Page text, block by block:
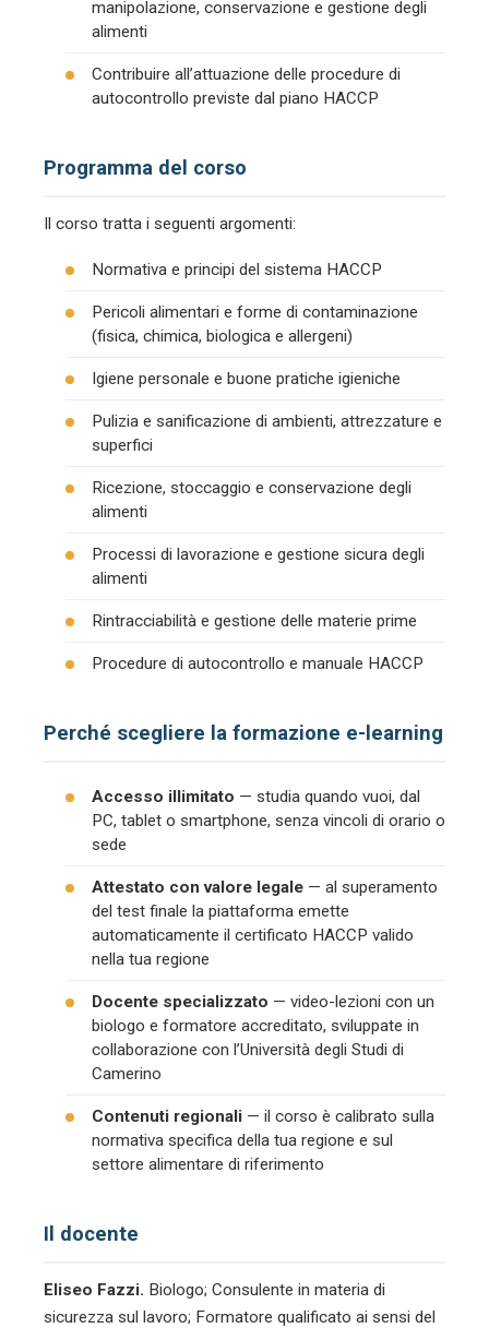
manipolazione, conservazione e gestione degli
alimenti
Contribuire all’attuazione delle procedure di
autocontrollo previste dal piano HACCP
Programma del corso
Il corso tratta i seguenti argomenti:
Normativa e principi del sistema HACCP
Pericoli alimentari e forme di contaminazione
(fisica, chimica, biologica e allergeni)
Igiene personale e buone pratiche igieniche
Pulizia e sanificazione di ambienti, attrezzature e
superfici
Ricezione, stoccaggio e conservazione degli
alimenti
Processi di lavorazione e gestione sicura degli
alimenti
Rintracciabilità e gestione delle materie prime
Procedure di autocontrollo e manuale HACCP
Perché scegliere la formazione e-learning
Accesso illimitato — studia quando vuoi, dal
PC, tablet o smartphone, senza vincoli di orario o
sede
Attestato con valore legale — al superamento
del test finale la piattaforma emette
automaticamente il certificato HACCP valido
nella tua regione
Docente specializzato — video-lezioni con un
biologo e formatore accreditato, sviluppate in
collaborazione con l’Università degli Studi di
Camerino
Contenuti regionali — il corso è calibrato sulla
normativa specifica della tua regione e sul
settore alimentare di riferimento
Il docente
Eliseo Fazzi. Biologo; Consulente in materia di
sicurezza sul lavoro; Formatore qualificato ai sensi del